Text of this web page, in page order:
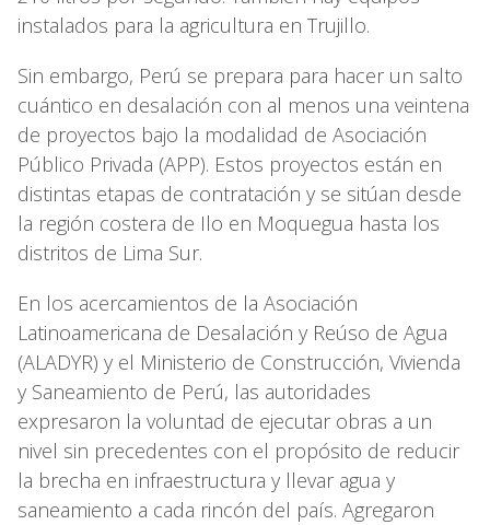
instalados para la agricultura en Trujillo.
Sin embargo, Perú se prepara para hacer un salto
cuántico en desalación con al menos una veintena
de proyectos bajo la modalidad de Asociación
Público Privada (APP). Estos proyectos están en
distintas etapas de contratación y se sitúan desde
la región costera de Ilo en Moquegua hasta los
distritos de Lima Sur.
En los acercamientos de la Asociación
Latinoamericana de Desalación y Reúso de Agua
(ALADYR) y el Ministerio de Construcción, Vivienda
y Saneamiento de Perú, las autoridades
expresaron la voluntad de ejecutar obras a un
nivel sin precedentes con el propósito de reducir
la brecha en infraestructura y llevar agua y
saneamiento a cada rincón del país. Agregaron